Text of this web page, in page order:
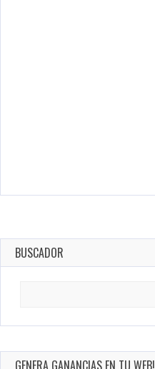
BUSCADOR
GENERA GANANCIAS EN TU WEB!